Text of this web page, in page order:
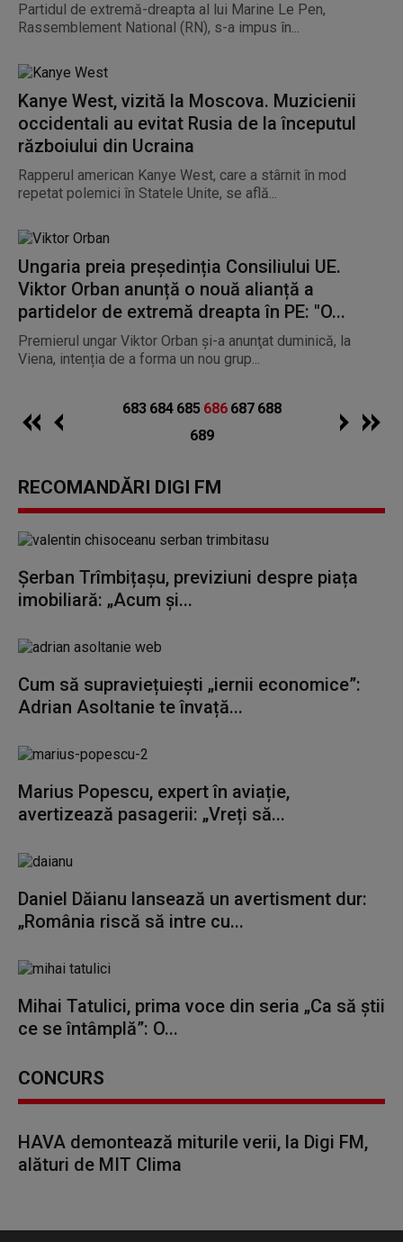
Partidul de extremă-dreapta al lui Marine Le Pen,
Rassemblement National (RN), s-a impus în...
Kanye West, vizită la Moscova. Muzicienii
occidentali au evitat Rusia de la începutul
războiului din Ucraina
Rapperul american Kanye West, care a stârnit în mod
repetat polemici în Statele Unite, se află...
Ungaria preia președinția Consiliului UE.
Viktor Orban anunță o nouă alianță a
partidelor de extremă dreapta în PE: "O...
Premierul ungar Viktor Orban şi-a anunţat duminică, la
Viena, intenția de a forma un nou grup...
683 684 685 686 687 688
689
RECOMANDĂRI DIGI FM
Șerban Trîmbițașu, previziuni despre piața
imobiliară: „Acum și...
Cum să supraviețuiești „iernii economice”:
Adrian Asoltanie te învață...
Marius Popescu, expert în aviație,
avertizează pasagerii: „Vreți să...
Daniel Dăianu lansează un avertisment dur:
„România riscă să intre cu...
Mihai Tatulici, prima voce din seria „Ca să știi
ce se întâmplă”: O...
CONCURS
HAVA demontează miturile verii, la Digi FM,
alături de MIT Clima